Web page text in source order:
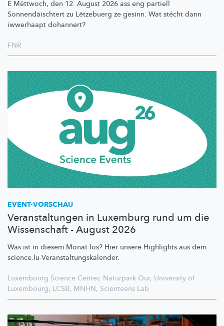
E Mëttwoch, den 12. August 2026 ass eng partiell
Sonnendäischtert zu Lëtzebuerg ze gesinn. Wat stécht dann
iwwerhaapt dohannert?
FNR
EVENT-VORSCHAU
Veranstaltungen in Luxemburg rund um die
Wissenschaft - August 2026
Was ist in diesem Monat los? Hier unsere Highlights aus dem
science.lu-Veranstaltungskalender.
Luxembourg Science Center, Naturpark Our, University of
Luxembourg, LCSB, MNHN, Scienteens Lab